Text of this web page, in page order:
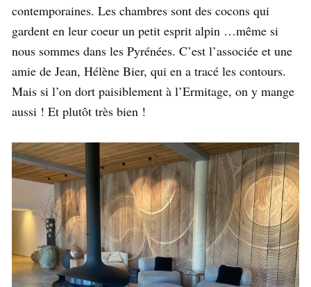
contemporaines. Les chambres sont des cocons qui
gardent en leur coeur un petit esprit alpin …même si
nous sommes dans les Pyrénées. C’est l’associée et une
amie de Jean, Hélène Bier, qui en a tracé les contours.
Mais si l’on dort paisiblement à l’Ermitage, on y mange
aussi ! Et plutôt très bien !